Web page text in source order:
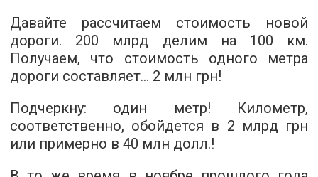
Давайте рассчитаем стоимость новой
дороги. 200 млрд делим на 100 км.
Получаем, что стоимость одного метра
дороги составляет… 2 млн грн!
Подчеркну: один метр! Километр,
соответственно, обойдется в 2 млрд грн
или примерно в 40 млн долл.!